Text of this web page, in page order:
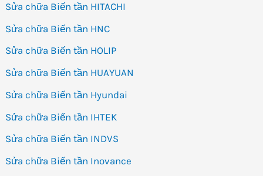
Sửa chữa Biến tần HITACHI
Sửa chữa Biến tần HNC
Sửa chữa Biến tần HOLIP
Sửa chữa Biến tần HUAYUAN
Sửa chữa Biến tần Hyundai
Sửa chữa Biến tần IHTEK
Sửa chữa Biến tần INDVS
Sửa chữa Biến tần Inovance